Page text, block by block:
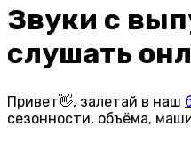
Звуки с
слушать
Привет👋, залетай в наш
сезонности, объёма,